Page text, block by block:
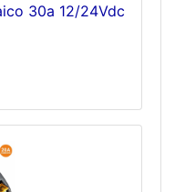
30a 12/24Vdc